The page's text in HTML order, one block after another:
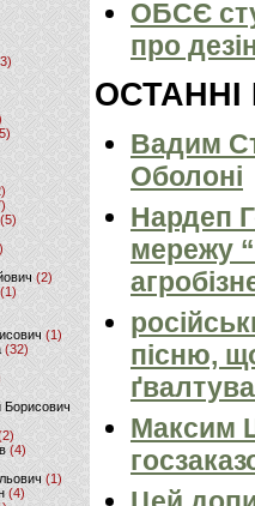
(5)
(2)
(1)
(1)
(32)
Борисович
(4)
(1)
(4)
ОБСЄ
про
ОСТАННІ
Вадим
Оболоні
Нардеп
мережу
пісню,
Максим